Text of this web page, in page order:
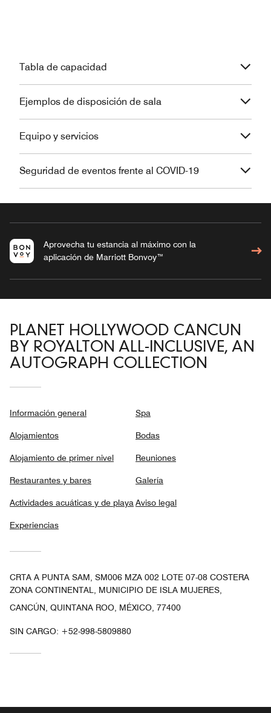
Tabla de capacidad
Ejemplos de disposición de sala
Equipo y servicios
Seguridad de eventos frente al COVID-19
Aprovecha tu estancia al máximo con la
aplicación de Marriott Bonvoy™
PLANET HOLLYWOOD CANCUN
BY ROYALTON ALL-INCLUSIVE, AN
AUTOGRAPH COLLECTION
Información general
Alojamientos
Alojamiento de primer nivel
Restaurantes y bares
Actividades acuáticas y de playa
Experiencias
Spa
Bodas
Reuniones
Galería
Aviso legal
CRTA A PUNTA SAM, SM006 MZA 002 LOTE 07-08 COSTERA
ZONA CONTINENTAL, MUNICIPIO DE ISLA MUJERES,
CANCÚN, QUINTANA ROO, MÉXICO, 77400
SIN CARGO: +52-998-5809880